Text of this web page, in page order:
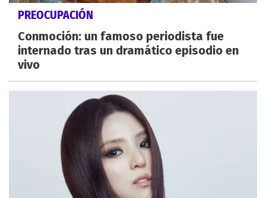
PREOCUPACIÓN
Conmoción: un famoso periodista fue
internado tras un dramático episodio en
vivo